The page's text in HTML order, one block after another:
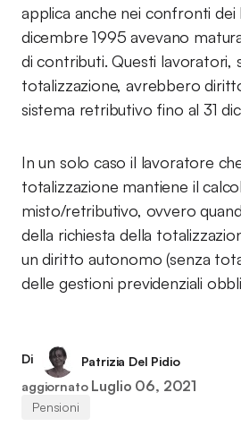
applica anche nei confronti dei
dicembre 1995 avevano
di contributi. Questi lavoratori,
totalizzazione, avrebbero
sistema retributivo fino al 31
In un solo caso il lavoratore
totalizzazione mantiene il
misto/retributivo, ovvero
della richiesta della
un diritto autonomo (senza
delle gestioni previdenziali
Di
Patrizia Del Pidio
aggiornato Luglio 06, 2021
Pensioni